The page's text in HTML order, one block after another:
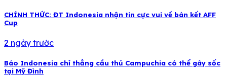
CHÍNH THỨC: ĐT Indonesia nhận tin cực vui về bán kết AFF
Cup
2 ngày trước
Báo Indonesia chỉ thẳng cầu thủ Campuchia có thể gây sốc
tại Mỹ Đình